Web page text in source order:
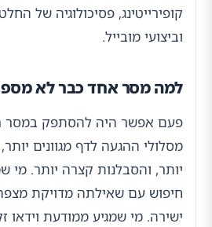
קופירייטינג, פסיכולוגיה של
וביצועי מובייל.
למה מסר אחד כבר לא
פעם אפשר היה להסתפק במסר
מסלולי ההגעה לדף מגוונים
יותר, והסבלנות קצרה יותר. מי
חיפוש עם שאילתה מדויקת
ישירה. מי שמגיע ממודעת וידאו